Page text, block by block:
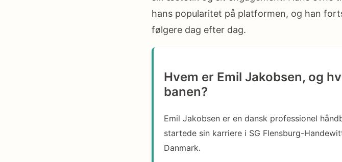
hans popularitet på platformen, og han
følgere dag efter dag.
Hvem er Emil Jakobsen, og
banen?
Emil Jakobsen er en dansk professionel
startede sin karriere i SG Flensburg-
Danmark.